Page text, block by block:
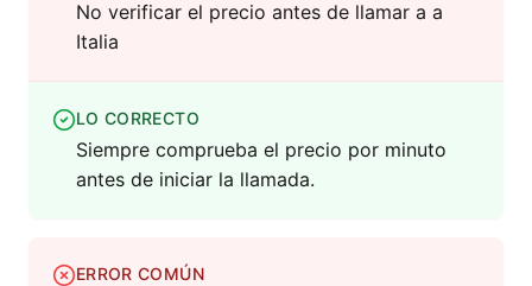
No verificar el precio antes de llamar a a
Italia
LO CORRECTO
Siempre comprueba el precio por minuto
antes de iniciar la llamada.
ERROR COMÚN